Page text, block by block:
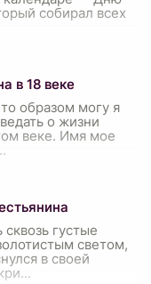
собирал всех
в 18 веке
образом могу я
о жизни
веке. Имя мое
густые
светом,
в своей
...